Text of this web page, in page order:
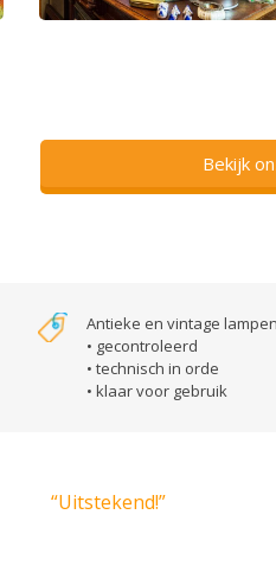
Bekijk
Antieke en vintage
• gecontroleerd
• technisch in orde
• klaar voor gebruik
“Uitstekend!”